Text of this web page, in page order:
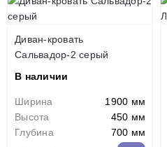
Диван-кровать
Сальвадор-2 серый
В наличии
Ширина
1900 мм
Высота
450 мм
Глубина
700 мм